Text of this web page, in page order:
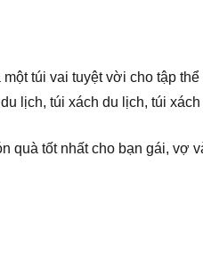
túi vai tuyệt vời cho tập
lịch, túi xách du lịch, túi
quà tốt nhất cho bạn gái, vợ